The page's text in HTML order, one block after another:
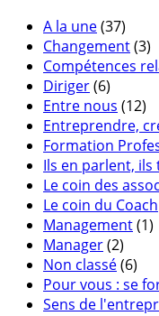
A la une(37)
Changement(3)
Compétences
Diriger(6)
Entre nous (12)
Entreprendre,
Formation
Ils en parlent,
Le coin des
Le coin du Coach
Management(1)
Manager(2)
Non classé(6)
Pour vous : se
Sens de